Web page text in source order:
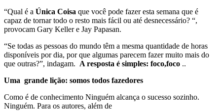
“Qual é a Única Coisa que você pode fazer esta semana que é
capaz de tornar todo o resto mais fácil ou até desnecessário? “,
provocam Gary Keller e Jay Papasan.
“Se todas as pessoas do mundo têm a mesma quantidade de horas
disponíveis por dia, por que algumas parecem fazer muito mais do
que outras?”, indagam. A resposta é simples: foco,foco ..
Uma grande lição: somos todos fazedores
Como é de conhecimento Ninguém alcança o sucesso sozinho.
Ninguém. Para os autores, além de